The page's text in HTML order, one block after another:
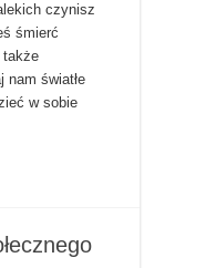
czynisz
śmierć
także
nam światłe
w sobie